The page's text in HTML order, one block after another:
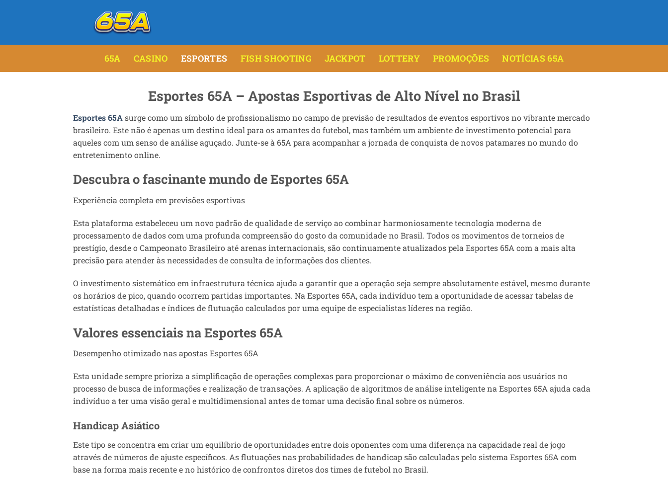
65A CASINO ESPORTES FISH SHOOTING JACKPOT LOTTERY PROMOÇÕES NOTÍCIAS 65A
Esportes 65A – Apostas Esportivas de Alto Nível no Brasil
Esportes 65Asurge como um símbolo de profissionalismo no campo de previsão de resultados de eventos esportivos no vibrante mercado
brasileiro. Este não é apenas um destino ideal para os amantes do futebol, mas também um ambiente de investimento potencial para
aqueles com um senso de análise aguçado. Junte-se à 65A para acompanhar a jornada de conquista de novos patamares no mundo do
entretenimento online.
Descubra o fascinante mundo de Esportes 65A
Experiência completa em previsões esportivas
Esta plataforma estabeleceu um novo padrão de qualidade de serviço ao combinar harmoniosamente tecnologia moderna de
processamento de dados com uma profunda compreensão do gosto da comunidade no Brasil. Todos os movimentos de torneios de
prestígio, desde o Campeonato Brasileiro até arenas internacionais, são continuamente atualizados pela Esportes 65A com a mais alta
precisão para atender às necessidades de consulta de informações dos clientes.
O investimento sistemático em infraestrutura técnica ajuda a garantir que a operação seja sempre absolutamente estável, mesmo durante
os horários de pico, quando ocorrem partidas importantes. Na Esportes 65A, cada indivíduo tem a oportunidade de acessar tabelas de
estatísticas detalhadas e índices de flutuação calculados por uma equipe de especialistas líderes na região.
Valores essenciais na Esportes 65A
Desempenho otimizado nas apostas Esportes 65A
Esta unidade sempre prioriza a simplificação de operações complexas para proporcionar o máximo de conveniência aos usuários no
processo de busca de informações e realização de transações. A aplicação de algoritmos de análise inteligente na Esportes 65A ajuda cada
indivíduo a ter uma visão geral e multidimensional antes de tomar uma decisão final sobre os números.
Handicap Asiático
Este tipo se concentra em criar um equilíbrio de oportunidades entre dois oponentes com uma diferença na capacidade real de jogo
através de números de ajuste específicos. As flutuações nas probabilidades de handicap são calculadas pelo sistema Esportes 65A com
base na forma mais recente e no histórico de confrontos diretos dos times de futebol no Brasil.